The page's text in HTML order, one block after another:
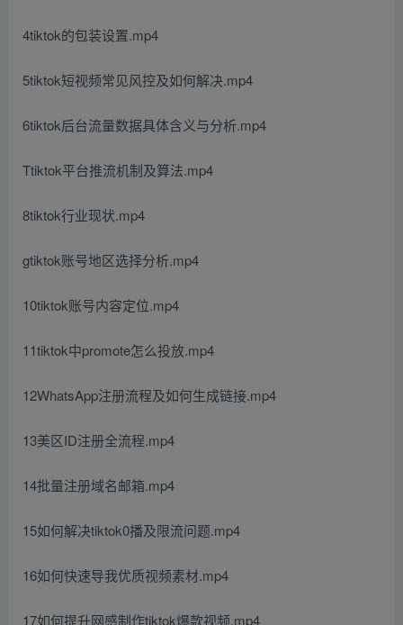
4tiktok的包装设置.mp4
5tiktok短视频常见风控及如何解决.mp4
6tiktok后台流量数据具体含义与分析.mp4
Ttiktok平台推流机制及算法.mp4
8tiktok行业现状.mp4
gtiktok账号地区选择分析.mp4
10tiktok账号内容定位.mp4
11tiktok中promote怎么投放.mp4
12WhatsApp注册流程及如何生成链接.mp4
13美区ID注册全流程.mp4
14批量注册域名邮箱.mp4
15如何解决tiktok0播及限流问题.mp4
16如何快速导我优质视频素材.mp4
17如何提升网感制作tiktok爆款视频.mp4